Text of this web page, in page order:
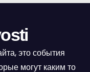
это события
могут каким то